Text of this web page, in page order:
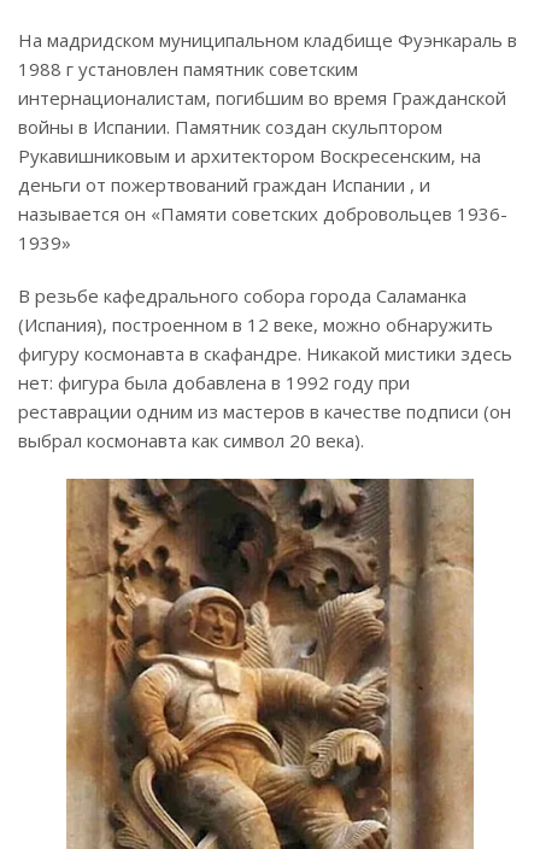
На мадридском муниципальном кладбище Фуэнкараль в
1988 г установлен памятник советским
интернационалистам, погибшим во время Гражданской
войны в Испании. Памятник создан скульптором
Рукавишниковым и архитектором Воскресенским, на
деньги от пожертвований граждан Испании , и
называется он «Памяти советских добровольцев 1936-
1939»
В резьбе кафедрального собора города Саламанка
(Испания), построенном в 12 веке, можно обнаружить
фигуру космонавта в скафандре. Никакой мистики здесь
нет: фигура была добавлена в 1992 году при
реставрации одним из мастеров в качестве подписи (он
выбрал космонавта как символ 20 века).